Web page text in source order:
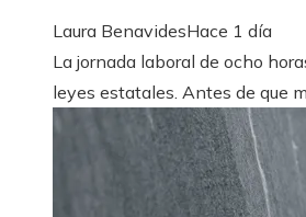
Laura BenavidesHace 1 día
La jornada laboral de ocho
leyes estatales. Antes de que